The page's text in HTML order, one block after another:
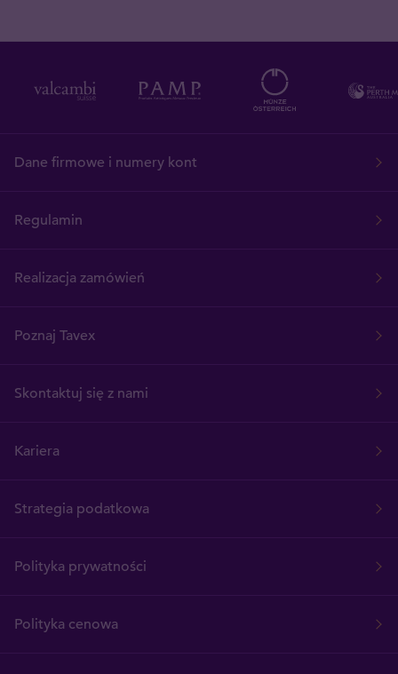
Dane firmowe i numery kont
Regulamin
Realizacja zamówień
Poznaj Tavex
Skontaktuj się z nami
Kariera
Strategia podatkowa
Polityka prywatności
Polityka cenowa